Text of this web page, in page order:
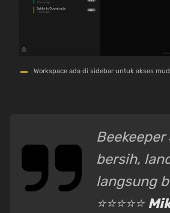
Workspace ada di sidebar untuk akses
bersih,
langsung
⭐⭐⭐⭐⭐